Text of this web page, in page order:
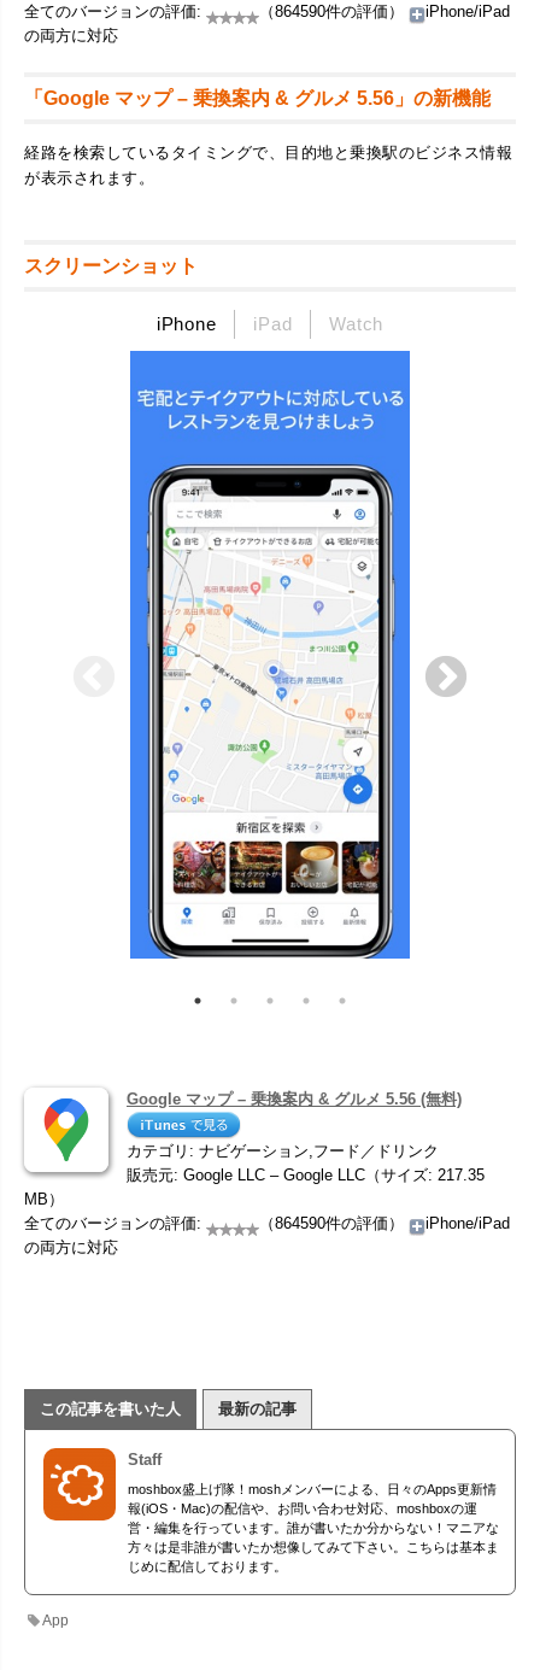
全てのバージョンの評価:
（864590件の評価）
iPhone/iPad
の両方に対応
「Google マップ – 乗換案内 & グルメ 5.56」の新機能
経路を検索しているタイミングで、目的地と乗換駅のビジネス情報
が表示されます。
スクリーンショット
iPhone iPad Watch
Google マップ – 乗換案内 & グルメ 5.56 (無料)
カテゴリ: ナビゲーション,フード／ドリンク
販売元: Google LLC – Google LLC（サイズ: 217.35
MB）
全てのバージョンの評価:
（864590件の評価）
iPhone/iPad
の両方に対応
この記事を書いた人 最新の記事
Staff
moshbox盛上げ隊！moshメンバーによる、日々のApps更新情
報(iOS・Mac)の配信や、お問い合わせ対応、moshboxの運
営・編集を行っています。誰が書いたか分からない！マニアな
方々は是非誰が書いたか想像してみて下さい。こちらは基本ま
じめに配信しております。
App